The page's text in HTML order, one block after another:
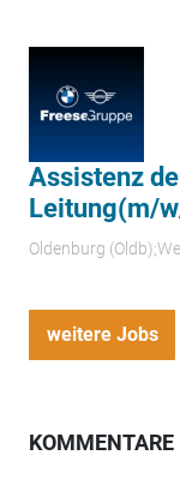
Assistenz
Leitung(m/
Oldenburg
weitere Jobs
KOMMENTARE